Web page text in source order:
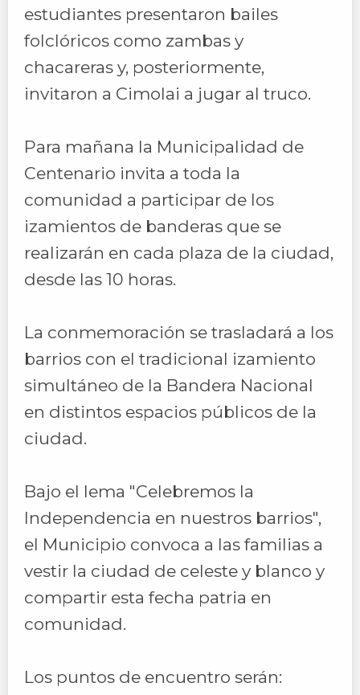
estudiantes presentaron bailes
folclóricos como zambas y
chacareras y, posteriormente,
invitaron a Cimolai a jugar al truco.
Para mañana la Municipalidad de
Centenario invita a toda la
comunidad a participar de los
izamientos de banderas que se
realizarán en cada plaza de la ciudad,
desde las 10 horas.
La conmemoración se trasladará a los
barrios con el tradicional izamiento
simultáneo de la Bandera Nacional
en distintos espacios públicos de la
ciudad.
Bajo el lema "Celebremos la
Independencia en nuestros barrios",
el Municipio convoca a las familias a
vestir la ciudad de celeste y blanco y
compartir esta fecha patria en
comunidad.
Los puntos de encuentro serán: